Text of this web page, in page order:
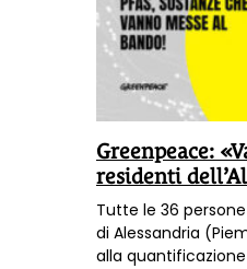
Greenpeace:
residenti
i
Tutte le 36
di Alessandria
alla quantificazione